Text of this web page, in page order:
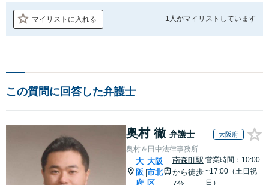
マイリストに入れる 1人がマイリストしています
この質問に回答した弁護士
奥村 徹 弁護士 大阪府
奥村＆田中法律事務所
大
阪
府
大阪
市北
区
南森町駅
から徒歩
営業時間：10:00
~17:00（土日祝
日）